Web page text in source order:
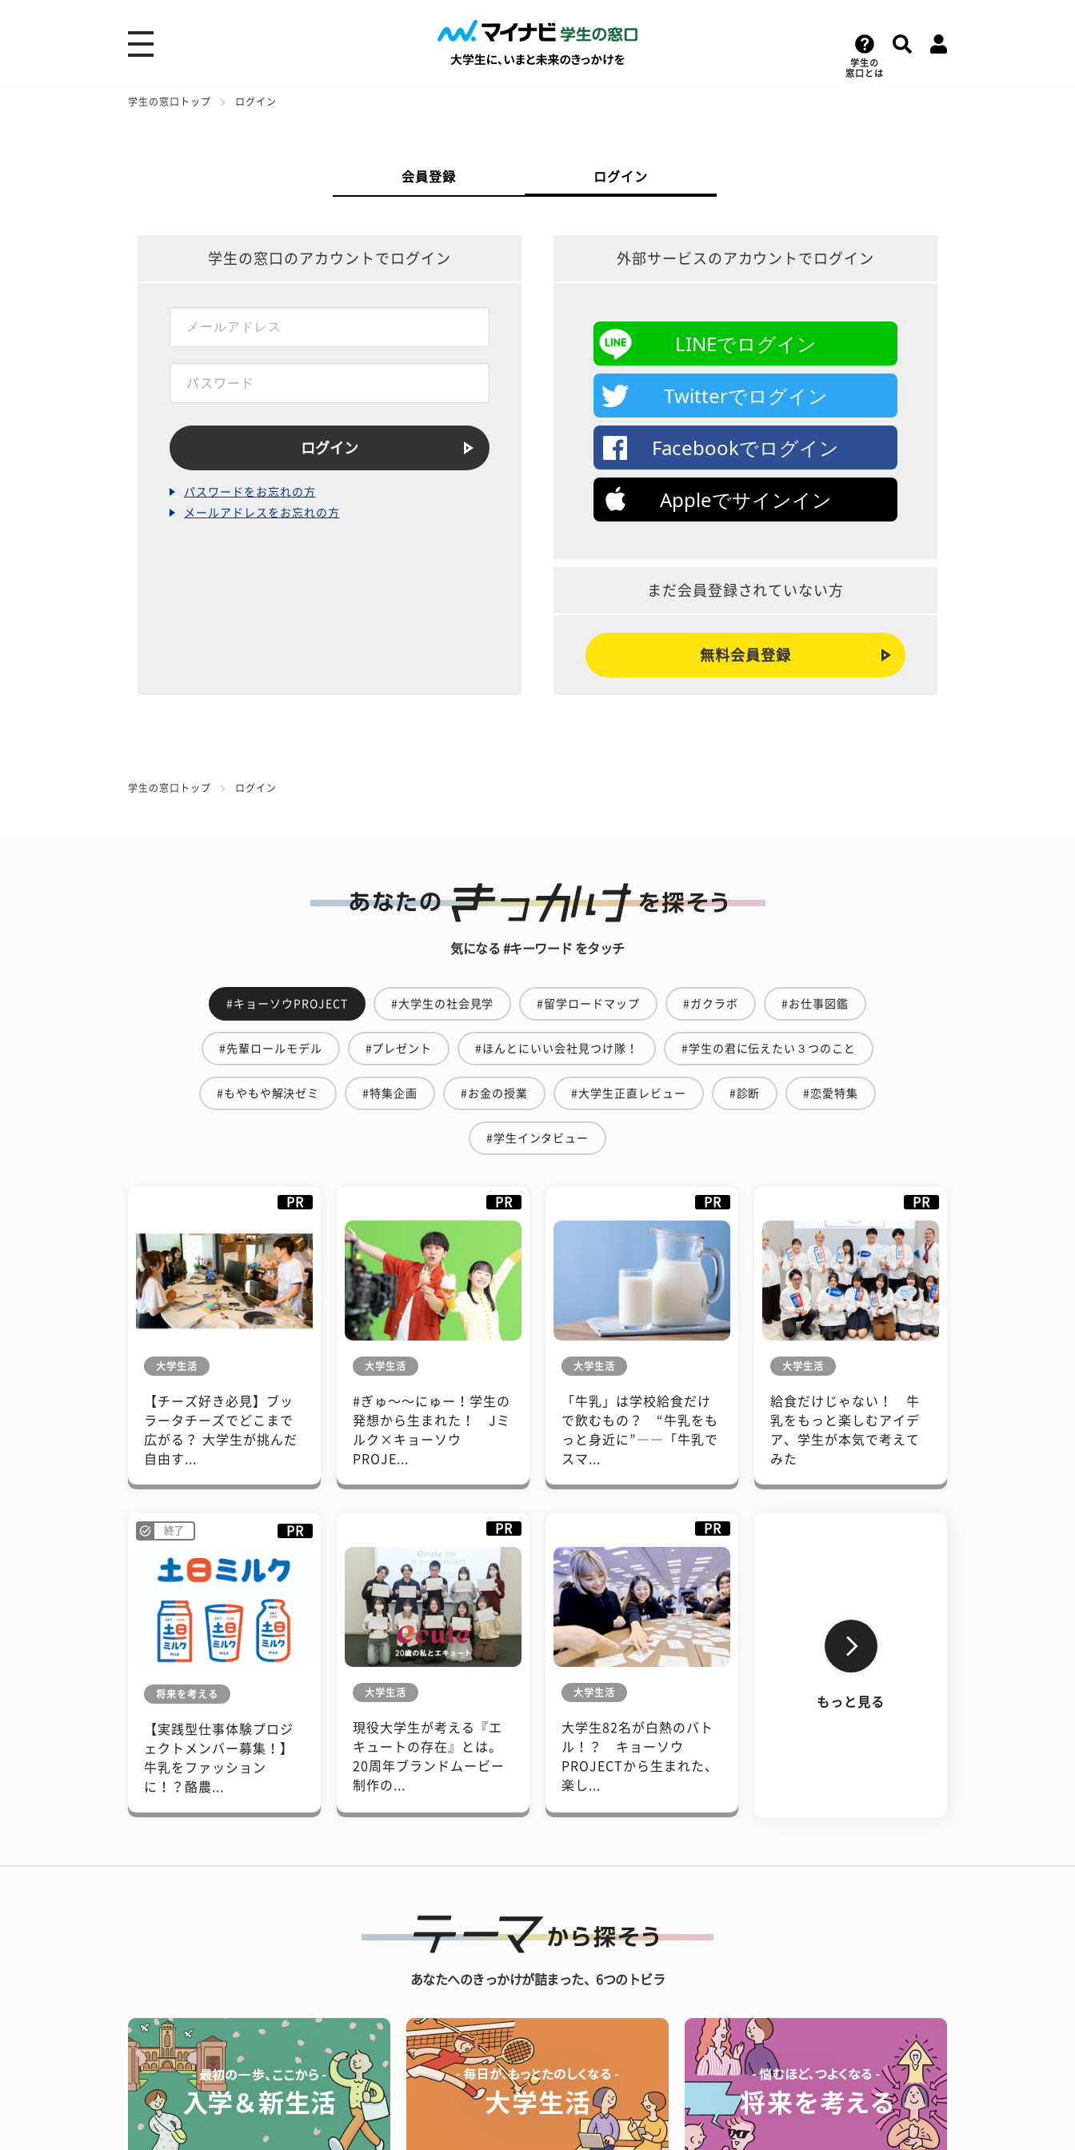
学生の
窓口とは
学生の窓口トップ ログイン
会員登録 ログイン
学生の窓口のアカウントでログイン
パスワードをお忘れの方
メールアドレスをお忘れの方
外部サービスのアカウントでログイン
LINEでログイン
Twitterでログイン
Facebookでログイン
Appleでサインイン
まだ会員登録されていない方
無料会員登録
学生の窓口トップ ログイン
気になる #キーワード をタッチ
#キョーソウPROJECT #大学生の社会見学 #留学ロードマップ #ガクラボ #お仕事図鑑
#先輩ロールモデル #プレゼント #ほんとにいい会社見つけ隊！ #学生の君に伝えたい３つのこと
#もやもや解決ゼミ #特集企画 #お金の授業 #大学生正直レビュー #診断 #恋愛特集
#学生インタビュー
PR
大学生活
【チーズ好き必見】ブッ
ラータチーズでどこまで
広がる？ 大学生が挑んだ
自由す...
PR
大学生活
#ぎゅ〜〜にゅー！学生の
発想から生まれた！ Jミ
ルク×キョーソウ
PROJE...
PR
大学生活
「牛乳」は学校給食だけ
で飲むもの？ “牛乳をも
っと身近に”――「牛乳で
スマ...
PR
大学生活
給食だけじゃない！ 牛
乳をもっと楽しむアイデ
ア、学生が本気で考えて
みた
終了 PR
将来を考える
【実践型仕事体験プロジ
ェクトメンバー募集！】
牛乳をファッション
に！？酪農...
PR
大学生活
現役大学生が考える『エ
キュートの存在』とは。
20周年ブランドムービー
制作の...
PR
大学生活
大学生82名が白熱のバト
ル！？ キョーソウ
PROJECTから生まれた、
楽し...
もっと見る
あなたへのきっかけが詰まった、6つのトビラ